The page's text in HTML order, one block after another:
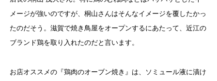
メージが強いのですが、桐山さんはそんなイメージを覆したかっ
たのだそう。滋賀で焼き鳥屋をオープンするにあたって、近江の
ブランド鶏を取り入れたのだと言います。
お店オススメの『鶏肉のオーブン焼き』は、ソミュール液に漬け